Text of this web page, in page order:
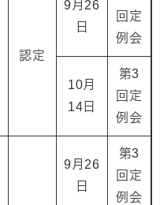
認定
9月26
日
回定
例会
10月
14日
第3
回定
例会
9月26
日
第3
回定
例会